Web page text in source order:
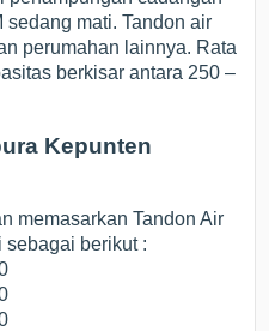
mati. Tandon air
perumahan lainnya. Rata
berkisar antara 250 –
Kepunten
memasarkan Tandon Air
berikut :